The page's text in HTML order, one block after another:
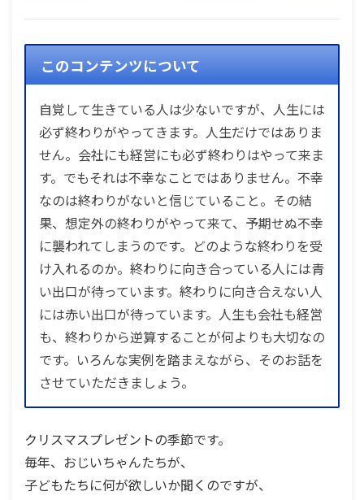
このコンテンツについて
自覚して生きている人は少ないですが、人生には
必ず終わりがやってきます。人生だけではありま
せん。会社にも経営にも必ず終わりはやって来ま
す。でもそれは不幸なことではありません。不幸
なのは終わりがないと信じていること。その結
果、想定外の終わりがやって来て、予期せぬ不幸
に襲われてしまうのです。どのような終わりを受
け入れるのか。終わりに向き合っている人には青
い出口が待っています。終わりに向き合えない人
には赤い出口が待っています。人生も会社も経営
も、終わりから逆算することが何よりも大切なの
です。いろんな実例を踏まえながら、そのお話を
させていただきましょう。
クリスマスプレゼントの季節です。
毎年、おじいちゃんたちが、
子どもたちに何が欲しいか聞くのですが、